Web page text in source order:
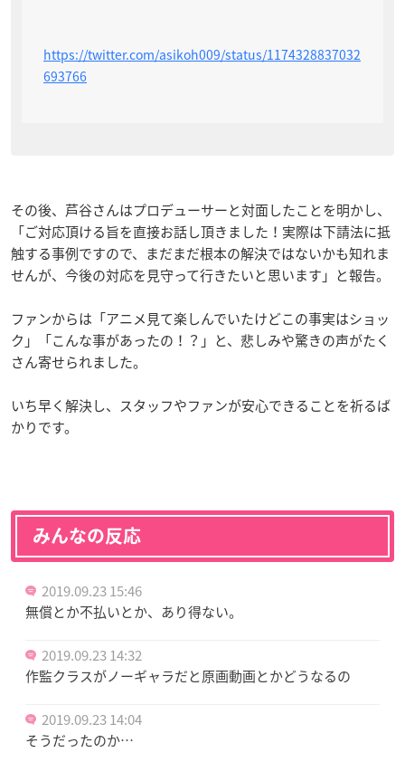
https://twitter.com/asikoh009/status/1174328837032
693766
その後、芦谷さんはプロデューサーと対面したことを明かし、
「ご対応頂ける旨を直接お話し頂きました！実際は下請法に抵
触する事例ですので、まだまだ根本の解決ではないかも知れま
せんが、今後の対応を見守って行きたいと思います」と報告。
ファンからは「アニメ見て楽しんでいたけどこの事実はショッ
ク」「こんな事があったの！？」と、悲しみや驚きの声がたく
さん寄せられました。
いち早く解決し、スタッフやファンが安心できることを祈るば
かりです。
みんなの反応
2019.09.23 15:46
無償とか不払いとか、あり得ない。
2019.09.23 14:32
作監クラスがノーギャラだと原画動画とかどうなるの
2019.09.23 14:04
そうだったのか…